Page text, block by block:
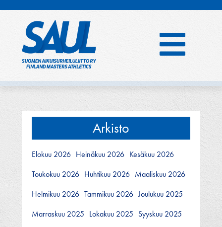
Arkisto
Elokuu 2026 Heinäkuu 2026 Kesäkuu 2026
Toukokuu 2026 Huhtikuu 2026 Maaliskuu 2026
Helmikuu 2026 Tammikuu 2026 Joulukuu 2025
Marraskuu 2025 Lokakuu 2025 Syyskuu 2025